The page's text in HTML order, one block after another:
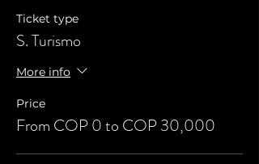
Ticket type
S. Turismo
More info
Price
From COP 0 to COP 30,000